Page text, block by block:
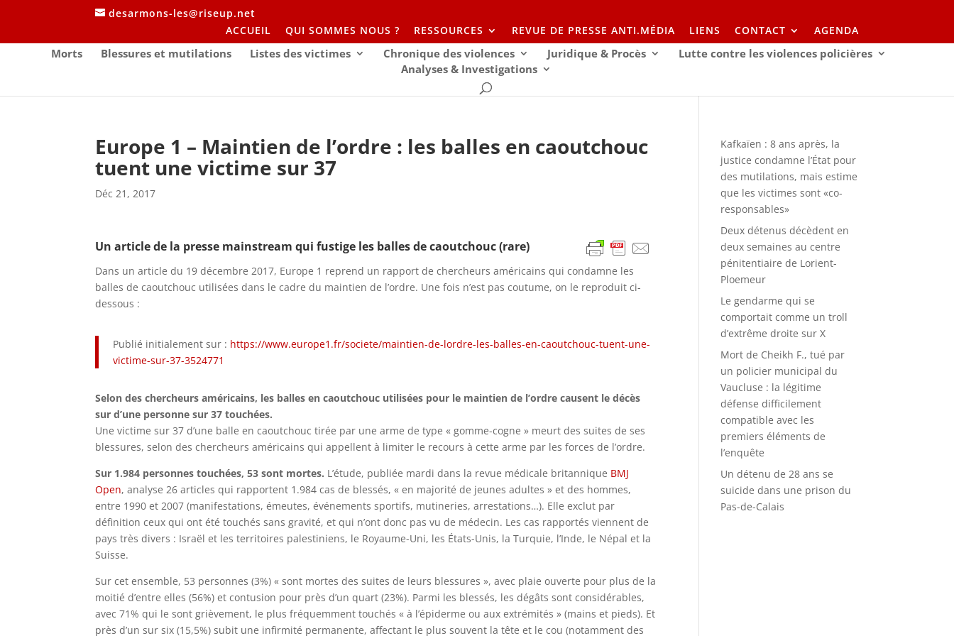
desarmons-les@riseup.net
ACCUEIL
QUI SOMMES NOUS ? RESSOURCES REVUE DE PRESSE ANTI.MÉDIA LIENS CONTACT AGENDA
Morts Blessures et mutilations Listes des victimes Chronique des violences Juridique & Procès
Lutte contre les violences policières
Analyses & Investigations
Europe 1 – Maintien de l’ordre : les balles en caoutchouc
tuent une victime sur 37
Déc 21, 2017
Un article de la presse mainstream qui fustige les balles de caoutchouc (rare)
Dans un article du 19 décembre 2017, Europe 1 reprend un rapport de chercheurs américains qui condamne les
balles de caoutchouc utilisées dans le cadre du maintien de l’ordre. Une fois n’est pas coutume, on le reproduit ci-
dessous :
Publié initialement sur : https://www.europe1.fr/societe/maintien-de-lordre-les-balles-en-caoutchouc-tuent-une-
victime-sur-37-3524771
Selon des chercheurs américains, les balles en caoutchouc utilisées pour le maintien de l’ordre causent le décès
sur d’une personne sur 37 touchées.
Une victime sur 37 d’une balle en caoutchouc tirée par une arme de type « gomme-cogne » meurt des suites de ses
blessures, selon des chercheurs américains qui appellent à limiter le recours à cette arme par les forces de l’ordre.
Sur 1.984 personnes touchées, 53 sont mortes. L’étude, publiée mardi dans la revue médicale britannique BMJ
Open, analyse 26 articles qui rapportent 1.984 cas de blessés, « en majorité de jeunes adultes » et des hommes,
entre 1990 et 2007 (manifestations, émeutes, événements sportifs, mutineries, arrestations…). Elle exclut par
définition ceux qui ont été touchés sans gravité, et qui n’ont donc pas vu de médecin. Les cas rapportés viennent de
pays très divers : Israël et les territoires palestiniens, le Royaume-Uni, les États-Unis, la Turquie, l’Inde, le Népal et la
Suisse.
Sur cet ensemble, 53 personnes (3%) « sont mortes des suites de leurs blessures », avec plaie ouverte pour plus de la
moitié d’entre elles (56%) et contusion pour près d’un quart (23%). Parmi les blessés, les dégâts sont considérables,
avec 71% qui le sont grièvement, le plus fréquemment touchés « à l’épiderme ou aux extrémités » (mains et pieds). Et
près d’un sur six (15,5%) subit une infirmité permanente, affectant le plus souvent la tête et le cou (notamment des
Kafkaïen : 8 ans après, la
justice condamne l’État pour
des mutilations, mais estime
que les victimes sont «co-
responsables»
Deux détenus décèdent en
deux semaines au centre
pénitentiaire de Lorient-
Ploemeur
Le gendarme qui se
comportait comme un troll
d’extrême droite sur X
Mort de Cheikh F., tué par
un policier municipal du
Vaucluse : la légitime
défense difficilement
compatible avec les
premiers éléments de
l’enquête
Un détenu de 28 ans se
suicide dans une prison du
Pas-de-Calais